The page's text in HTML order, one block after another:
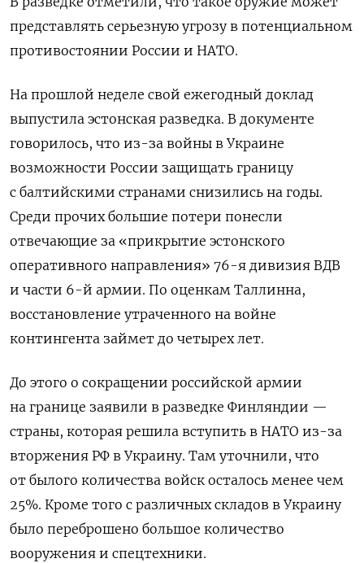
представлять серьезную угрозу в потенциальном
противостоянии России и НАТО.
На прошлой неделе свой ежегодный доклад
выпустила эстонская разведка. В документе
говорилось, что из-за войны в Украине
возможности России защищать границу
с балтийскими странами снизились на годы.
Среди прочих большие потери понесли
отвечающие за «прикрытие эстонского
оперативного направления» 76-я дивизия ВДВ
и части 6-й армии. По оценкам Таллинна,
восстановление утраченного на войне
контингента займет до четырех лет.
До этого о сокращении российской армии
на границе заявили в разведке Финляндии —
страны, которая решила вступить в НАТО из-за
вторжения РФ в Украину. Там уточнили, что
от былого количества войск осталось менее чем
25%. Кроме того с различных складов в Украину
было переброшено большое количество
вооружения и спецтехники.